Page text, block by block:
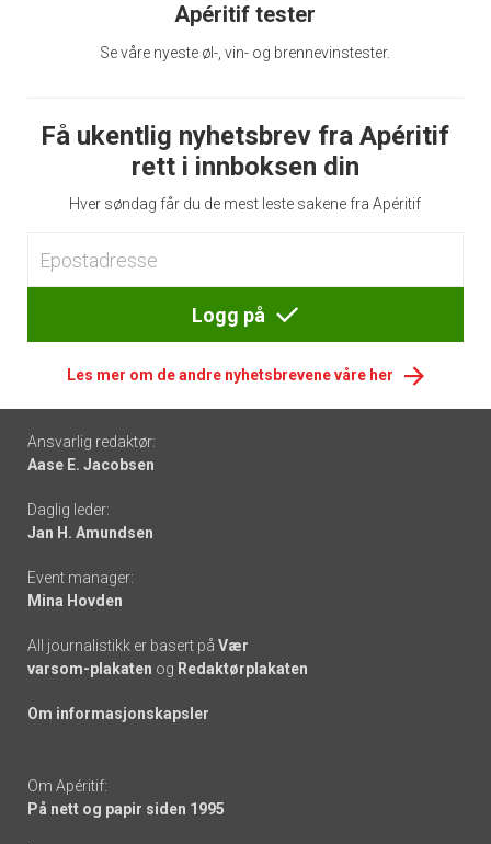
Apéritif tester
Se våre nyeste øl-, vin- og brennevinstester.
Få ukentlig nyhetsbrev fra Apéritif
rett i innboksen din
Hver søndag får du de mest leste sakene fra Apéritif
Logg på
Les mer om de andre nyhetsbrevene våre her
Footer
-
links
Ansvarlig redaktør:
Aase E. Jacobsen
Daglig leder:
Jan H. Amundsen
Event manager:
Mina Hovden
All journalistikk er basert på Vær
varsom-plakaten og Redaktørplakaten
Om informasjonskapsler
Om Apéritif:
På nett og papir siden 1995